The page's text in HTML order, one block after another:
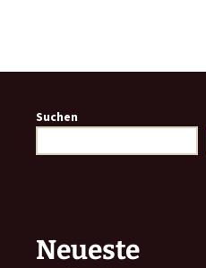
Suchen
Neueste